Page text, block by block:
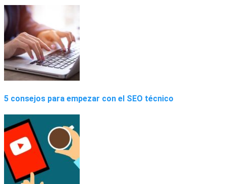
5 consejos para empezar con el SEO técnico